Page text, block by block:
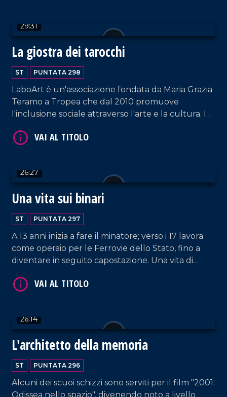
29:31
La giostra dei tarocchi
ST PUNTATA 298
LaboArt è un'associazione fondata da Maria Grazia
Teramo a Tropea che dal 2010 promuove
l'inclusione sociale attraverso l'arte e la cultura. In
loro recente e suggestivo spettacolo teatrale "La
26:27
Una vita sui binari
ST PUNTATA 297
A 13 anni inizia a fare il minatore; verso i 17 lavora
come operaio per le Ferrovie dello Stato, fino a
diventare in seguito capostazione. Una vita di
che oggi, a cento anni, continua a vivere accanto
26:14
L'architetto della memoria
ST PUNTATA 296
Alcuni dei scuoi schizzi sono serviti per il film "2001:
Odissea nello spazio", divenendo noto a livello
VAI AL TITOLO
VAI AL TITOLO
VAI AL TITOLO